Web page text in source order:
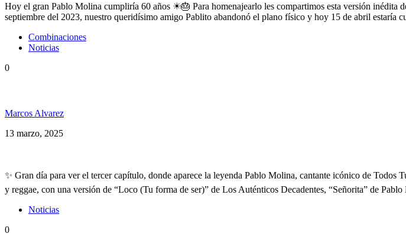
Hoy el gran Pablo Molina cumpliría 60 años ☀🎂 Para homenajearlo les compartimos esta versión inédita
septiembre del 2023, nuestro queridísimo amigo Pablito abandonó el plano físico y hoy 15 de abril estaría
Combinaciones
Noticias
0
Marcos Alvarez
13 marzo, 2025
✨ Gran día para ver el tercer capítulo, donde aparece la leyenda Pablo Molina, cantante icónico de
y reggae, con una versión de “Loco (Tu forma de ser)” de Los Auténticos Decadentes, “Señorita” de
Noticias
0